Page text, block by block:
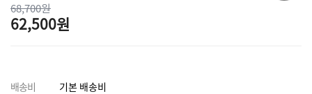
68,700원
62,500원
배송비 기본 배송비